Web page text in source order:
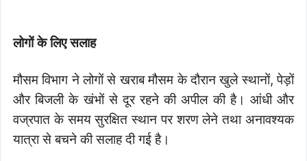
लोगों के लिए सलाह
मौसम विभाग ने लोगों से खराब मौसम के दौरान खुले स्थानों, पेड़ों
और बिजली के खंभों से दूर रहने की अपील की है। आंधी और
वज्रपात के समय सुरक्षित स्थान पर शरण लेने तथा अनावश्यक
यात्रा से बचने की सलाह दी गई है।